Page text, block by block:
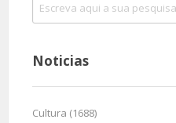
Noticias
Cultura (1688)